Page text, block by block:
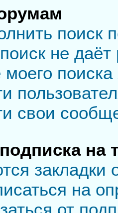
не даёт
моего
свои
на
закладки
на